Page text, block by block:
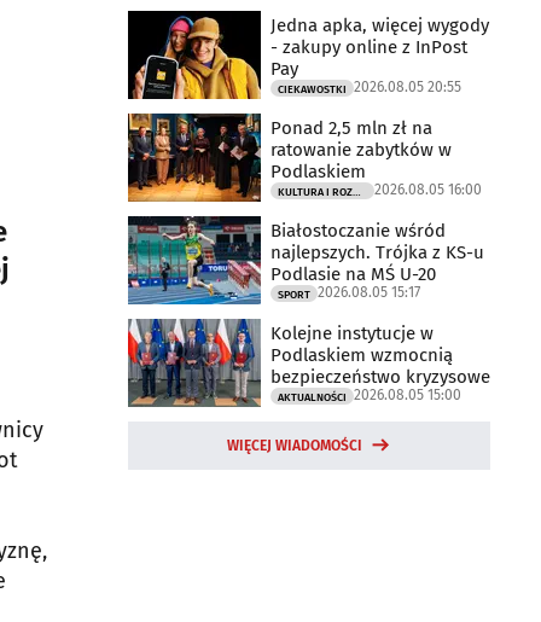
Jedna apka, więcej wygody
- zakupy online z InPost
Pay
CIEKAWOSTKI 2026.08.05 20:55
Ponad 2,5 mln zł na
ratowanie zabytków w
Podlaskiem
2026.08.05 16:00
Białostoczanie wśród
najlepszych. Trójka z KS-u
Podlasie na MŚ U-20
SPORT 2026.08.05 15:17
Kolejne instytucje w
Podlaskiem wzmocnią
bezpieczeństwo kryzysowe
AKTUALNOŚCI 2026.08.05 15:00
WIĘCEJ WIADOMOŚCI